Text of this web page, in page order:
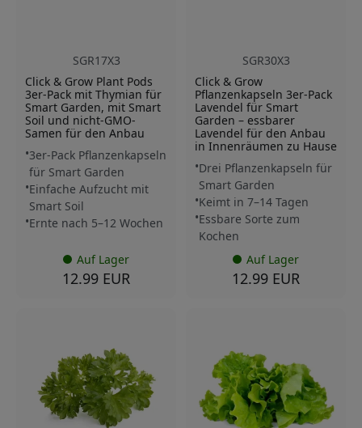
SGR17X3
Click & Grow Plant Pods
3er-Pack mit Thymian für
Smart Garden, mit Smart
Soil und nicht-GMO-
Samen für den Anbau
3er-Pack Pflanzenkapseln
für Smart Garden
Einfache Aufzucht mit
Smart Soil
Ernte nach 5–12 Wochen
Auf Lager
12.99 EUR
SGR30X3
Click & Grow
Pflanzenkapseln 3er-Pack
Lavendel für Smart
Garden – essbarer
Lavendel für den Anbau
in Innenräumen zu Hause
Drei Pflanzenkapseln für
Smart Garden
Keimt in 7–14 Tagen
Essbare Sorte zum
Kochen
Auf Lager
12.99 EUR